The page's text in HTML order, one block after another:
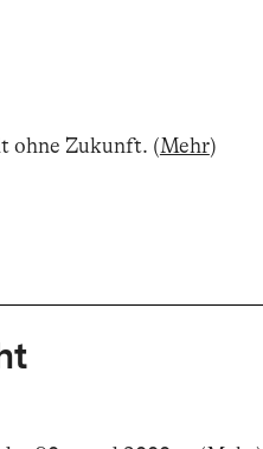
ohne Zukunft. (Mehr)